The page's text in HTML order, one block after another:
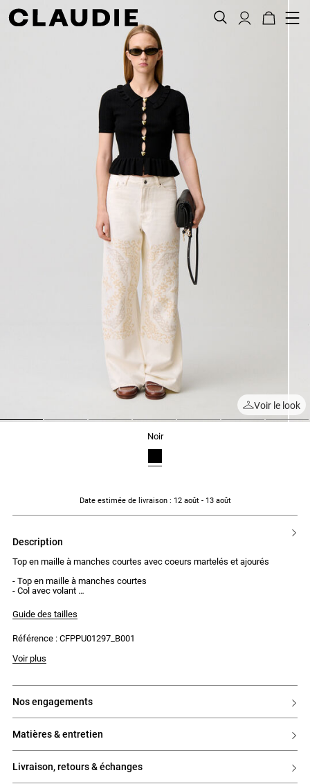
Voir le look
noir
Date estimée de livraison: 12 août - 13 août
description
Top en maille à manches courtes avec coeurs martelés et ajourés
- Top en maille à manches courtes
- Col avec volant
- Ajourés entre chaque coeur
- Volant en bas de top
Guide des tailles
Référence : CFPPU01297_B001
Voir plus
nos engagements
matières & entretien
livraison, retours & échanges